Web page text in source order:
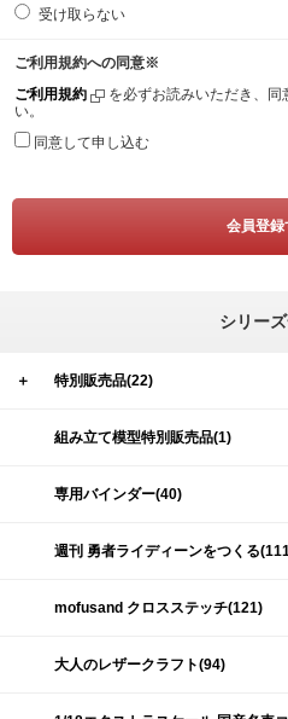
受け取らない
ご利用規約への同意※
ご利用規約
を必ずお読みいただき、
い。
同意して申し込む
シリー
＋ 特別販売品(22)
組み立て模型特別販売品(1)
専用バインダー(40)
週刊 勇者ライディーンをつくる
mofusand クロスステッチ(121)
大人のレザークラフト(94)